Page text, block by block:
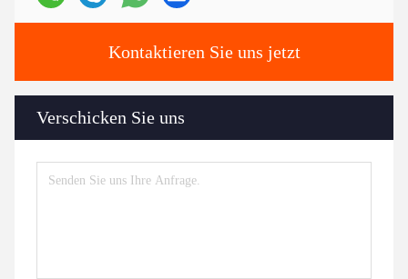
Kontaktieren Sie uns jetzt
Verschicken Sie uns